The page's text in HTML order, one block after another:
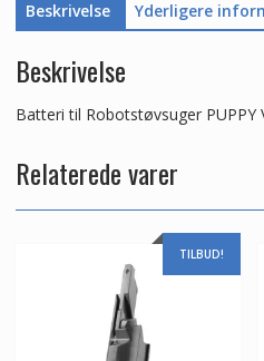
Beskrivelse Yderligere
Beskrivelse
Batteri til Robotstøvsuger PUPPY
Relaterede varer
TILBUD!